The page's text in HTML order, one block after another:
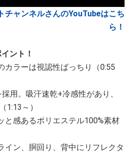
チャンネルさんのYouTubeはこち
ら！
ント！
カラーは視認性ばっちり（0:55
用。吸汗速乾+冷感性があり、
1:13～）
と感あるポリエステル100%素材
イン、胴回り、背中にリフレクタ